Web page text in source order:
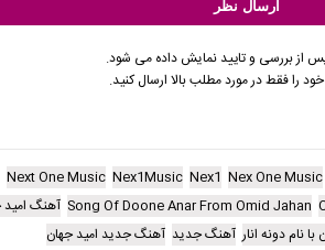
از بررسی و تایید نمایش داده می شود.
را فقط در مورد مطلب بالا ارسال کنید.
Nex One Music
Nex1
Nex1Music
Next One Music
Song Of Doone Anar From Omid Jahan آهنگ
نام دونه انار آهنگ جدید آهنگ جدید امید جهان